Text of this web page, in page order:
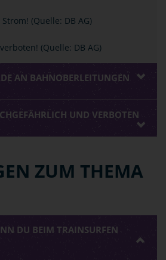
(Quelle: DB AG)
(Quelle: DB AG)
AN BAHNOBERLEITUNGEN
UND VERBOTEN
ZUM THEMA
DU BEIM TRAINSURFEN